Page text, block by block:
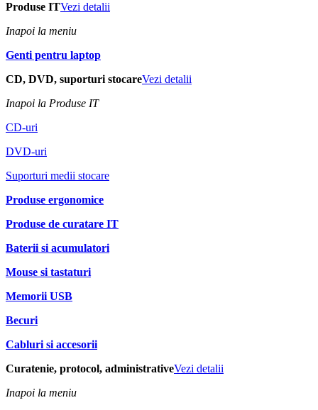
Produse ITVezi detalii
Inapoi la meniu
Genti pentru laptop
CD, DVD, suporturi stocareVezi detalii
Inapoi la Produse IT
CD-uri
DVD-uri
Suporturi medii stocare
Produse ergonomice
Produse de curatare IT
Baterii si acumulatori
Mouse si tastaturi
Memorii USB
Becuri
Cabluri si accesorii
Curatenie, protocol, administrativeVezi detalii
Inapoi la meniu